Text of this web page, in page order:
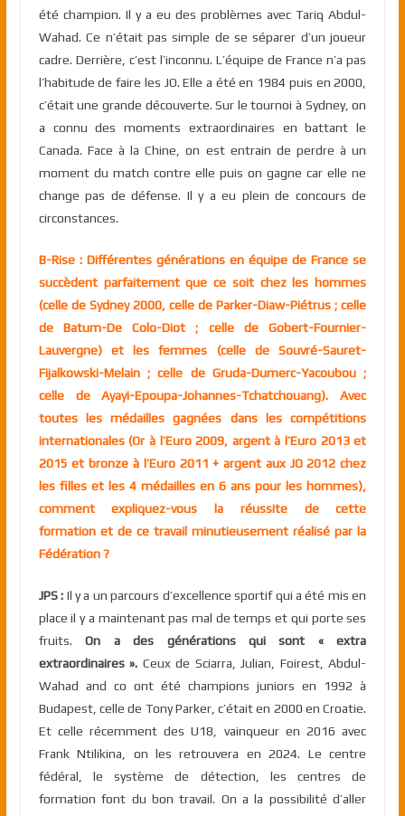
été champion. Il y a eu des problèmes avec Tariq Abdul-
Wahad. Ce n’était pas simple de se séparer d’un joueur
cadre. Derrière, c’est l’inconnu. L’équipe de France n’a pas
l’habitude de faire les JO. Elle a été en 1984 puis en 2000,
c’était une grande découverte. Sur le tournoi à Sydney, on
a connu des moments extraordinaires en battant le
Canada. Face à la Chine, on est entrain de perdre à un
moment du match contre elle puis on gagne car elle ne
change pas de défense. Il y a eu plein de concours de
circonstances.
B-Rise : Différentes générations en équipe de France se
succèdent parfaitement que ce soit chez les hommes
(celle de Sydney 2000, celle de Parker-Diaw-Piétrus ; celle
de Batum-De Colo-Diot ; celle de Gobert-Fournier-
Lauvergne) et les femmes (celle de Souvré-Sauret-
Fijalkowski-Melain ; celle de Gruda-Dumerc-Yacoubou ;
celle de Ayayi-Epoupa-Johannes-Tchatchouang). Avec
toutes les médailles gagnées dans les compétitions
internationales (Or à l’Euro 2009, argent à l’Euro 2013 et
2015 et bronze à l’Euro 2011 + argent aux JO 2012 chez
les filles et les 4 médailles en 6 ans pour les hommes),
comment expliquez-vous la réussite de cette
formation et de ce travail minutieusement réalisé par la
Fédération ?
JPS : Il y a un parcours d’excellence sportif qui a été mis en
place il y a maintenant pas mal de temps et qui porte ses
fruits.On a des générations qui sont « extra
extraordinaires ». Ceux de Sciarra, Julian, Foirest, Abdul-
Wahad and co ont été champions juniors en 1992 à
Budapest, celle de Tony Parker, c’était en 2000 en Croatie.
Et celle récemment des U18, vainqueur en 2016 avec
Frank Ntilikina, on les retrouvera en 2024. Le centre
fédéral, le système de détection, les centres de
formation font du bon travail. On a la possibilité d’aller